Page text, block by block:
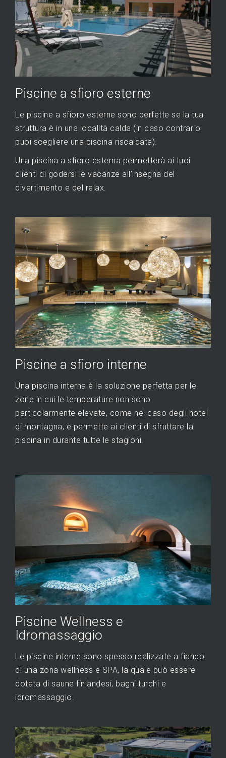
Piscine a sfioro esterne
Le piscine a sfioro esterne sono perfette se la tua
struttura è in una località calda (in caso contrario
puoi scegliere una piscina riscaldata).
Una piscina a sfioro esterna permetterà ai tuoi
clienti di godersi le vacanze all’insegna del
divertimento e del relax.
Piscine a sfioro interne
Una piscina interna è la soluzione perfetta per le
zone in cui le temperature non sono
particolarmente elevate, come nel caso degli hotel
di montagna, e permette ai clienti di sfruttare la
piscina in durante tutte le stagioni.
Piscine Wellness e
Idromassaggio
Le piscine interne sono spesso realizzate a fianco
di una zona wellness e SPA, la quale può essere
dotata di saune finlandesi, bagni turchi e
idromassaggio.